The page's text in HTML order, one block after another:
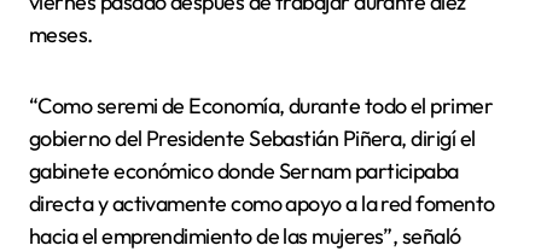
meses.
“Como seremi de Economía, durante todo el primer
gobierno del Presidente Sebastián Piñera, dirigí el
gabinete económico donde Sernam participaba
directa y activamente como apoyo a la red fomento
hacia el emprendimiento de las mujeres”, señaló